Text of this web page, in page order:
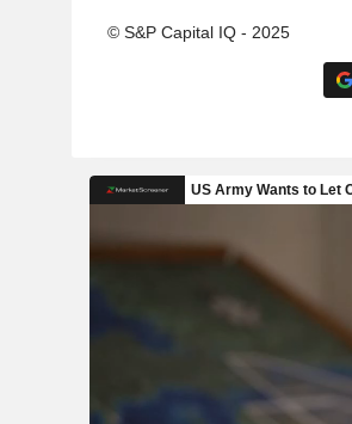
© S&P Capital IQ - 2025